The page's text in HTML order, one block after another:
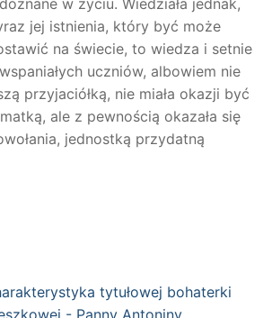
w życiu. Wiedziała jednak,
jej istnienia, który być może
na świecie, to wiedza i setnie
uczniów, albowiem nie
przyjaciółką, nie miała okazji być
ale z pewnością okazała się
jednostką przydatną
tytułowej bohaterki